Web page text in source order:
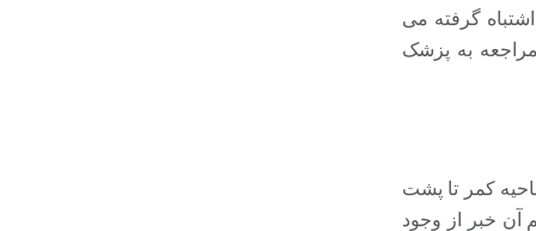
گرفته می
به پزشک
کمر تا پشت
آن خبر از وجود